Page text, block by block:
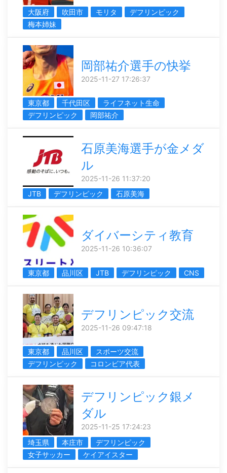
大阪府
吹田市 モリタ
デフリンピック
梅本姉妹
岡部祐介選手の快挙
2025-11-27 17:26:37
東京都 千代田区
ライフネット生命
デフリンピック
岡部祐介
石原美海選手が金メダ
ル
2025-11-26 11:37:20
JTB
デフリンピック 石原美海
ダイバーシティ教育
2025-11-26 10:36:07
東京都 品川区 JTB デフリンピック CNS
デフリンピック交流
2025-11-26 09:47:18
東京都 品川区
スポーツ交流
デフリンピック
コロンビア代表
デフリンピック銀メ
ダル
2025-11-25 17:24:23
埼玉県
本庄市
デフリンピック
女子サッカー
ケイアイスター